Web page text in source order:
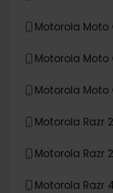
Motorola Moto
Motorola Moto
Motorola Moto
Motorola Razr
Motorola Razr
Motorola Razr